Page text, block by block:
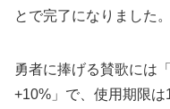
とで完了になりました。
勇者に捧げる賛歌には
+10%」で、使用期限は